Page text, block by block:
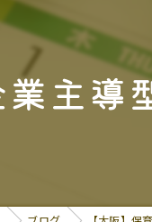
一時預か
異年齢保
業主